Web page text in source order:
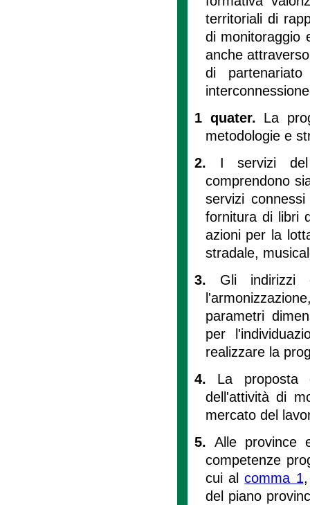
territoriali di
di monitoraggio
anche
di
1 quater. La
metodologie e
2. I servizi del
comprendono
servizi
fornitura di libri
azioni per la
stradale,
3. Gli indirizzi
parametri
per
realizzare la
4. La proposta
dell'attività di
mercato del
5.Alle province
competenze
cui alcomma 1
del piano